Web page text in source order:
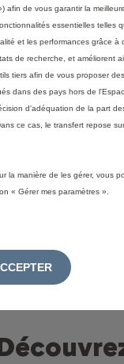
afin de vous garantir la
essentielles telles
et les performances grâce à
de recherche, et améliorent
tiers afin de vous proposer
dans des pays hors de
d'adéquation de la part
ce cas, le transfert repose
la manière de les gérer, vous
« Gérer mes paramètres ».